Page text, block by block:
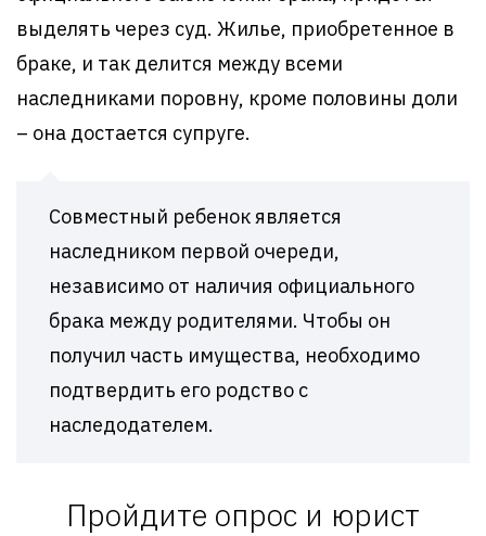
выделять через суд. Жилье, приобретенное в
браке, и так делится между всеми
наследниками поровну, кроме половины доли
– она достается супруге.
Совместный ребенок является
наследником первой очереди,
независимо от наличия официального
брака между родителями. Чтобы он
получил часть имущества, необходимо
подтвердить его родство с
наследодателем.
Пройдите опрос и юрист